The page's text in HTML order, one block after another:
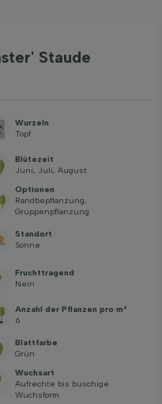
Staude
Wurzeln
Topf
Blütezeit
Juni, Juli, August
Optionen
Randbepflanzung,
Gruppenpflanzung
Standort
Sonne
Fruchttragend
Nein
Anzahl der Pflanzen pro m²
6
Blattfarbe
Grün
Wuchsart
Aufrechte bis buschige
Wuchsform